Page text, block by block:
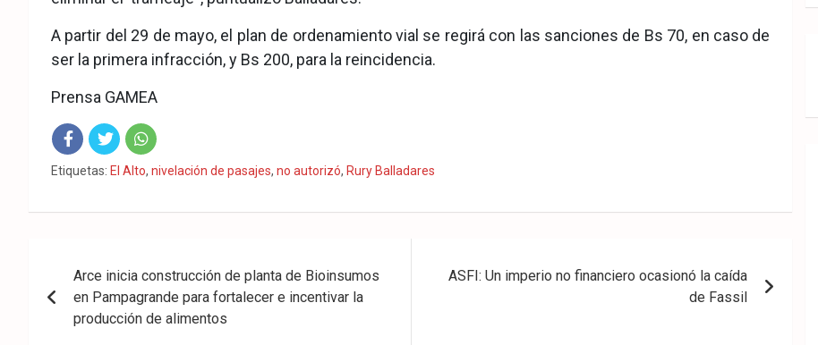
A partir del 29 de mayo, el plan de ordenamiento vial se regirá con las sanciones de Bs 70, en caso de
ser la primera infracción, y Bs 200, para la reincidencia.
Prensa GAMEA
Fac Twit Wha
Etiquetas: El Alto, nivelación de pasajes, no autorizó, Rury Balladares
de
entradas
Arce inicia construcción de planta de Bioinsumos
en Pampagrande para fortalecer e incentivar la
producción de alimentos
ASFI: Un imperio no financiero ocasionó la caída
de Fassil